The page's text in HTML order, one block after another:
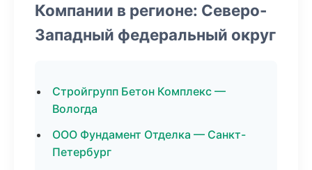
Компании в регионе: Северо-
Западный федеральный округ
Стройгрупп Бетон Комплекс —
Вологда
ООО Фундамент Отделка — Санкт-
Петербург